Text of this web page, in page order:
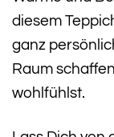
diesem
ganz
Raum
wohlfühlst.